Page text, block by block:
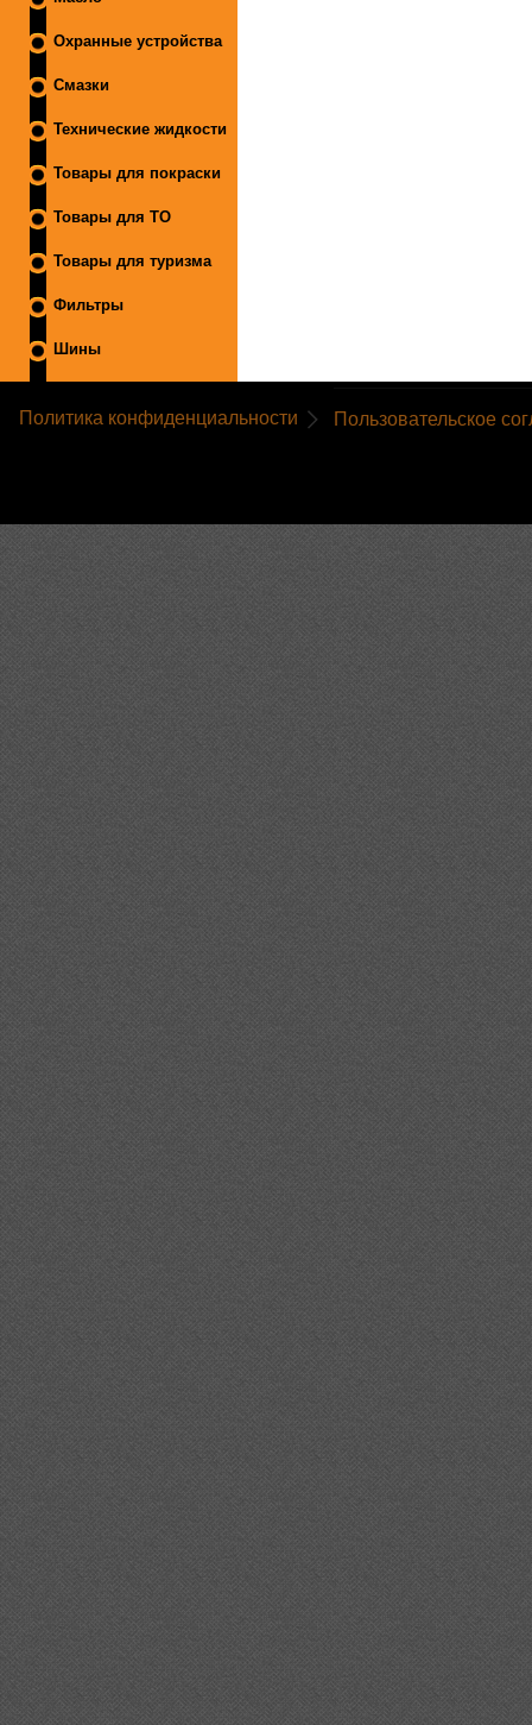
Охранные устройства
Смазки
Технические жидкости
Товары для покраски
Товары для ТО
Товары для туризма
Фильтры
Шины
Политика конфиденциальности Пользовательское